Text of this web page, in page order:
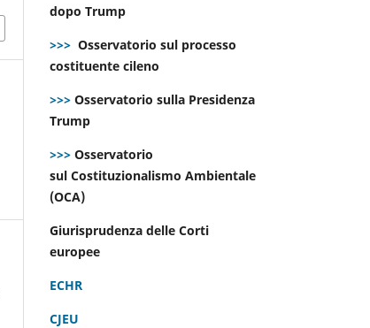
dopo Trump
>>> Osservatorio sul processo
costituente cileno
>>> Osservatorio sulla Presidenza
Trump
>>> Osservatorio
sul Costituzionalismo Ambientale
(OCA)
Giurisprudenza delle Corti
europee
ECHR
CJEU